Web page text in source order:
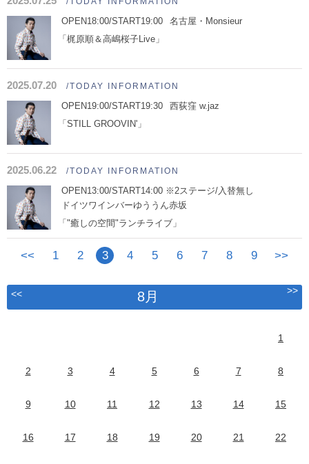
OPEN18:00/START19:00
名古屋・Monsieur
「梶原順＆高嶋桜子Live」
2025.07.20 /TODAY INFORMATION
OPEN19:00/START19:30
西荻窪 w.jaz
「STILL GROOVIN'」
2025.06.22 /TODAY INFORMATION
OPEN13:00/START14:00 ※2ステージ/入替無し
ドイツワインバーゆううん赤坂
「"癒しの空間"ランチライブ」
<< 1 2 3 4 5 6 7 8 9 >>
<< 8月 >>
1
2 3 4 5 6 7 8
9 10 11 12 13 14 15
16 17 18 19 20 21 22